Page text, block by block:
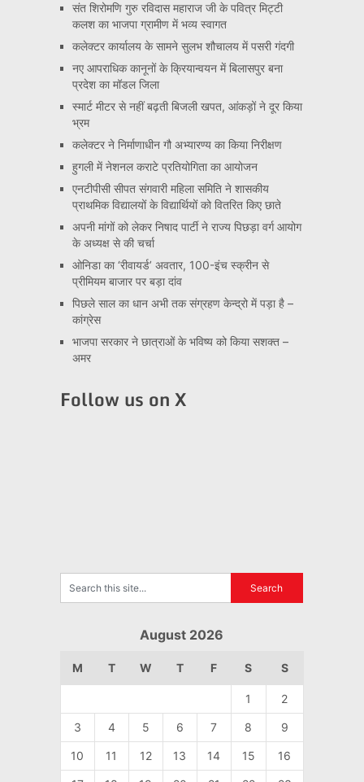
संत शिरोमणि गुरु रविदास महाराज जी के पवित्र मिट्टी
कलश का भाजपा ग्रामीण में भव्य स्वागत
कलेक्टर कार्यालय के सामने सुलभ शौचालय में पसरी गंदगी
नए आपराधिक कानूनों के क्रियान्वयन में बिलासपुर बना
प्रदेश का मॉडल जिला
स्मार्ट मीटर से नहीं बढ़ती बिजली खपत, आंकड़ों ने दूर किया
भ्रम
कलेक्टर ने निर्माणाधीन गौ अभ्यारण्य का किया निरीक्षण
हुगली में नेशनल कराटे प्रतियोगिता का आयोजन
एनटीपीसी सीपत संगवारी महिला समिति ने शासकीय
प्राथमिक विद्यालयों के विद्यार्थियों को वितरित किए छाते
अपनी मांगों को लेकर निषाद पार्टी ने राज्य पिछड़ा वर्ग आयोग
के अध्यक्ष से की चर्चा
ओनिडा का ‘रीवायर्ड’ अवतार, 100-इंच स्क्रीन से
प्रीमियम बाजार पर बड़ा दांव
पिछले साल का धान अभी तक संग्रहण केन्द्रो में पड़ा है –
कांग्रेस
भाजपा सरकार ने छात्राओं के भविष्य को किया सशक्त –
अमर
Follow us on X
August 2026
M T W T F S S
1 2
3 4 5 6 7 8 9
10 11 12 13 14 15 16